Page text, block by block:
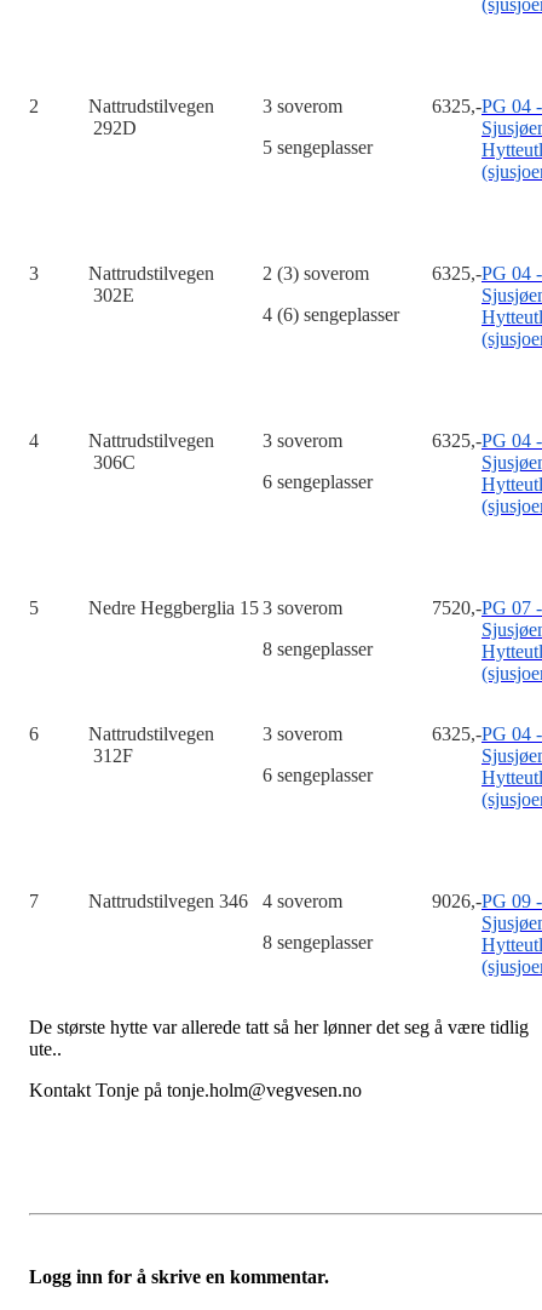
2
Nattrudstilvegen
292D
3 soverom
5 sengeplasser
6325,-PG 04 -
3
Nattrudstilvegen
302E
2 (3) soverom
4 (6) sengeplasser
6325,-PG 04 -
4
Nattrudstilvegen
306C
3 soverom
6 sengeplasser
6325,-PG 04 -
5 Nedre Heggberglia 153 soverom
8 sengeplasser
7520,-PG 07 -
6
Nattrudstilvegen
312F
3 soverom
6 sengeplasser
6325,-PG 04 -
7 Nattrudstilvegen 346
4 soverom
8 sengeplasser
9026,-PG 09 -
De største hytte var allerede tatt så her lønner det seg å være tidlig
ute..
Kontakt Tonje på tonje.holm@vegvesen.no
Logg inn for å skrive en kommentar.